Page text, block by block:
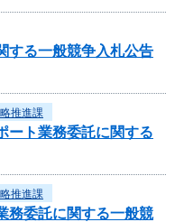
する一般競争入札公告
推進課
ート業務委託に関する
推進課
務委託に関する一般競